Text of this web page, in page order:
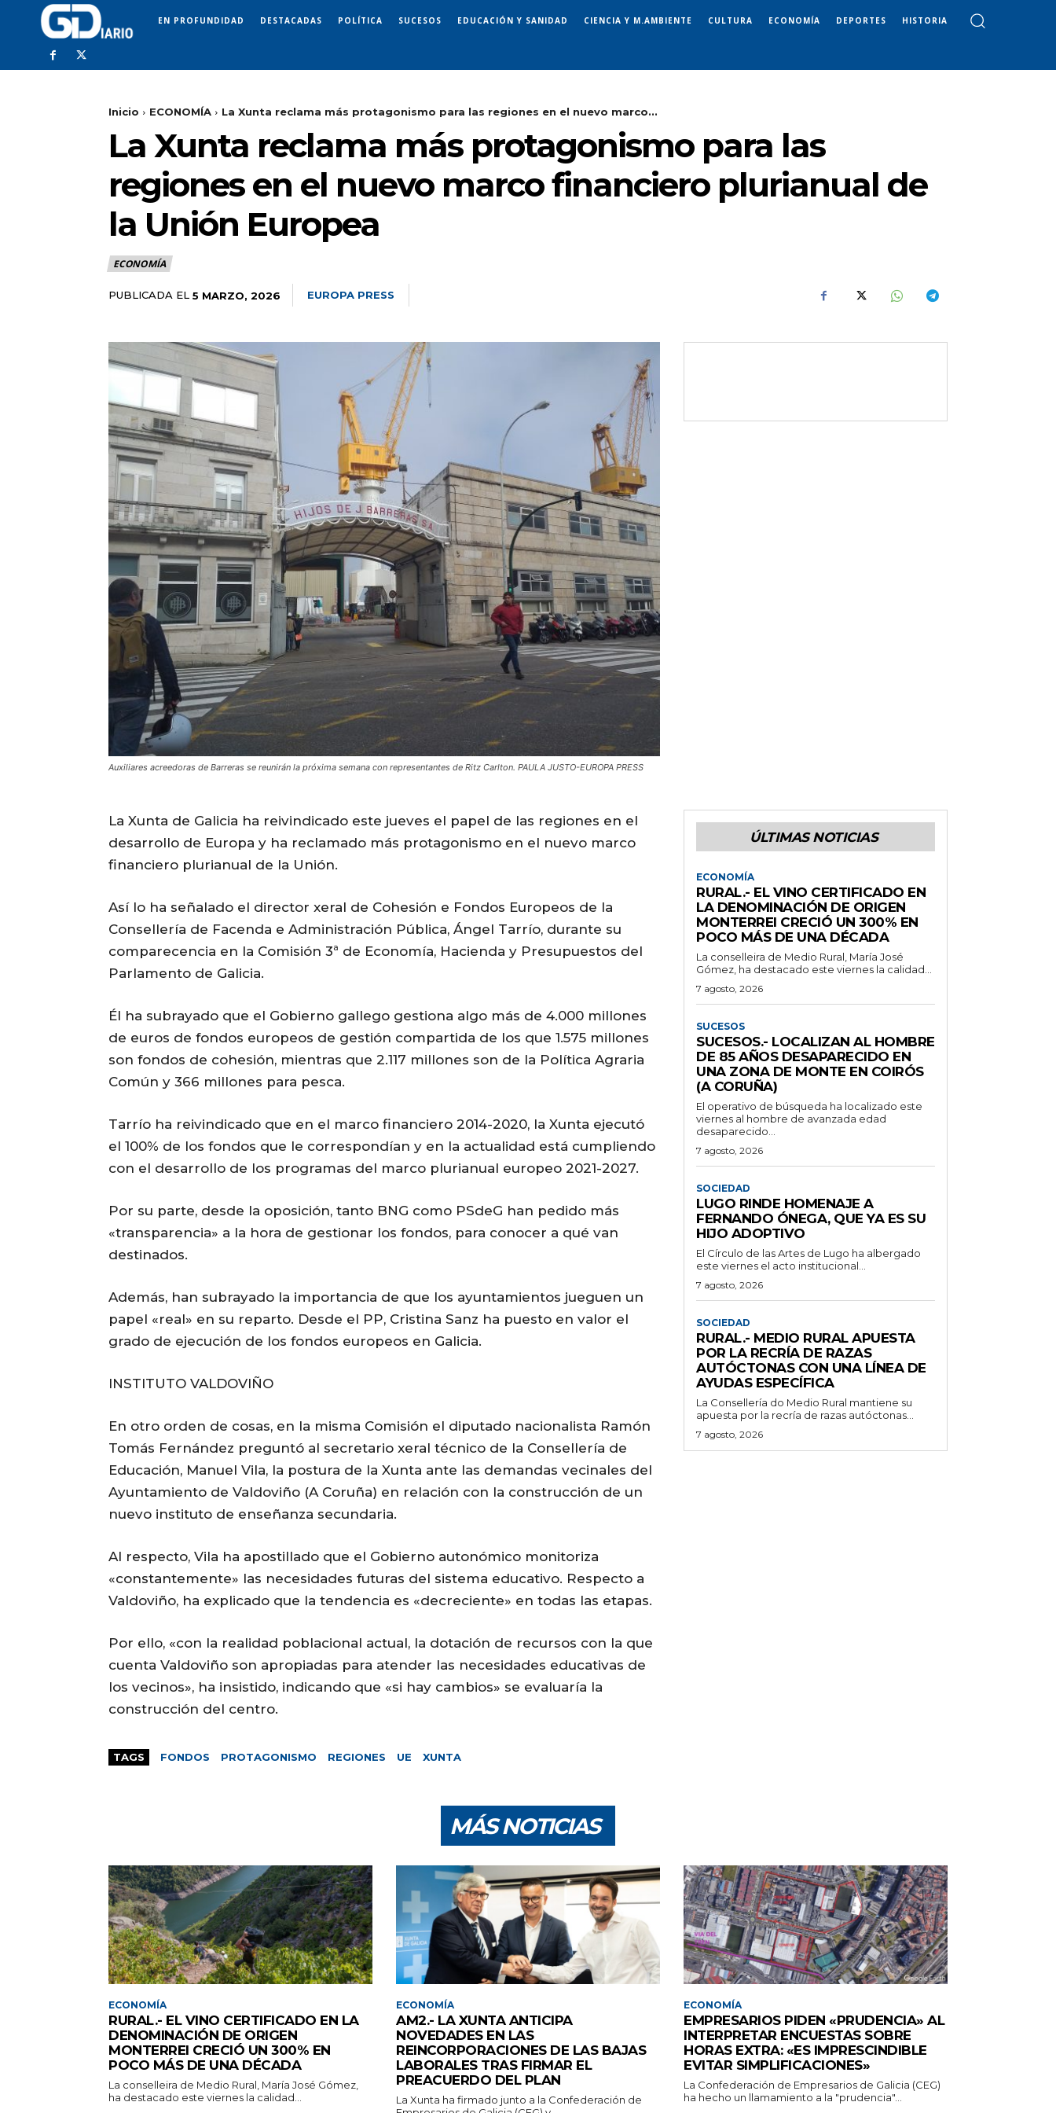
EN PROFUNDIDAD DESTACADAS POLÍTICA SUCESOS EDUCACIÓN Y SANIDAD CIENCIA Y M.AMBIENTE CULTURA ECONOMÍA DEPORTES HISTORIA
Inicio ECONOMÍA La Xunta reclama más protagonismo para las regiones en el nuevo marco...
La Xunta reclama más protagonismo para las
regiones en el nuevo marco financiero plurianual de
la Unión Europea
ECONOMÍA
PUBLICADA EL 5 MARZO, 2026 EUROPA PRESS
Auxiliares acreedoras de Barreras se reunirán la próxima semana con representantes de Ritz Carlton. PAULA JUSTO-EUROPA PRESS
La Xunta de Galicia ha reivindicado este jueves el papel de las regiones en el
desarrollo de Europa y ha reclamado más protagonismo en el nuevo marco
financiero plurianual de la Unión.
Así lo ha señalado el director xeral de Cohesión e Fondos Europeos de la
Consellería de Facenda e Administración Pública, Ángel Tarrío, durante su
comparecencia en la Comisión 3ª de Economía, Hacienda y Presupuestos del
Parlamento de Galicia.
Él ha subrayado que el Gobierno gallego gestiona algo más de 4.000 millones
de euros de fondos europeos de gestión compartida de los que 1.575 millones
son fondos de cohesión, mientras que 2.117 millones son de la Política Agraria
Común y 366 millones para pesca.
Tarrío ha reivindicado que en el marco financiero 2014-2020, la Xunta ejecutó
el 100% de los fondos que le correspondían y en la actualidad está cumpliendo
con el desarrollo de los programas del marco plurianual europeo 2021-2027.
Por su parte, desde la oposición, tanto BNG como PSdeG han pedido más
«transparencia» a la hora de gestionar los fondos, para conocer a qué van
destinados.
Además, han subrayado la importancia de que los ayuntamientos jueguen un
papel «real» en su reparto. Desde el PP, Cristina Sanz ha puesto en valor el
grado de ejecución de los fondos europeos en Galicia.
INSTITUTO VALDOVIÑO
En otro orden de cosas, en la misma Comisión el diputado nacionalista Ramón
Tomás Fernández preguntó al secretario xeral técnico de la Consellería de
Educación, Manuel Vila, la postura de la Xunta ante las demandas vecinales del
Ayuntamiento de Valdoviño (A Coruña) en relación con la construcción de un
nuevo instituto de enseñanza secundaria.
Al respecto, Vila ha apostillado que el Gobierno autonómico monitoriza
«constantemente» las necesidades futuras del sistema educativo. Respecto a
Valdoviño, ha explicado que la tendencia es «decreciente» en todas las etapas.
Por ello, «con la realidad poblacional actual, la dotación de recursos con la que
cuenta Valdoviño son apropiadas para atender las necesidades educativas de
los vecinos», ha insistido, indicando que «si hay cambios» se evaluaría la
construcción del centro.
TAGS FONDOS PROTAGONISMO REGIONES UE XUNTA
ÚLTIMAS NOTICIAS
ECONOMÍA
RURAL.- EL VINO CERTIFICADO EN
LA DENOMINACIÓN DE ORIGEN
MONTERREI CRECIÓ UN 300% EN
POCO MÁS DE UNA DÉCADA
La conselleira de Medio Rural, María José
Gómez, ha destacado este viernes la calidad...
7 agosto, 2026
SUCESOS
SUCESOS.- LOCALIZAN AL HOMBRE
DE 85 AÑOS DESAPARECIDO EN
UNA ZONA DE MONTE EN COIRÓS
(A CORUÑA)
El operativo de búsqueda ha localizado este
viernes al hombre de avanzada edad
desaparecido...
7 agosto, 2026
SOCIEDAD
LUGO RINDE HOMENAJE A
FERNANDO ÓNEGA, QUE YA ES SU
HIJO ADOPTIVO
El Círculo de las Artes de Lugo ha albergado
este viernes el acto institucional...
7 agosto, 2026
SOCIEDAD
RURAL.- MEDIO RURAL APUESTA
POR LA RECRÍA DE RAZAS
AUTÓCTONAS CON UNA LÍNEA DE
AYUDAS ESPECÍFICA
La Consellería do Medio Rural mantiene su
apuesta por la recría de razas autóctonas...
7 agosto, 2026
MÁS NOTICIAS
ECONOMÍA
RURAL.- EL VINO CERTIFICADO EN LA
DENOMINACIÓN DE ORIGEN
MONTERREI CRECIÓ UN 300% EN
POCO MÁS DE UNA DÉCADA
La conselleira de Medio Rural, María José Gómez,
ha destacado este viernes la calidad...
ECONOMÍA
AM2.- LA XUNTA ANTICIPA
NOVEDADES EN LAS
REINCORPORACIONES DE LAS BAJAS
LABORALES TRAS FIRMAR EL
PREACUERDO DEL PLAN
La Xunta ha firmado junto a la Confederación de
ECONOMÍA
EMPRESARIOS PIDEN «PRUDENCIA» AL
INTERPRETAR ENCUESTAS SOBRE
HORAS EXTRA: «ES IMPRESCINDIBLE
EVITAR SIMPLIFICACIONES»
La Confederación de Empresarios de Galicia (CEG)
ha hecho un llamamiento a la "prudencia"...